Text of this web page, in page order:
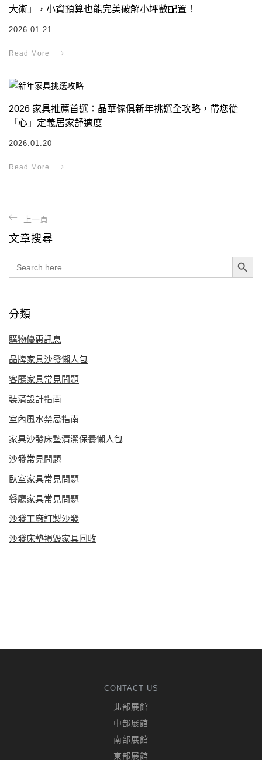
大術」，小資預算也能完美破解小坪數配置！
2026.01.21
2026 家具推薦首選：晶華傢俱新年挑選全攻略，帶您從
「心」定義居家舒適度
2026.01.20
文章搜尋
Search
for:
Search Button
分類
購物優惠訊息
品牌家具沙發懶人包
客廳家具常見問題
裝潢設計指南
室內風水禁忌指南
家具沙發床墊清潔保養懶人包
沙發常見問題
臥室家具常見問題
餐廳家具常見問題
沙發工廠訂製沙發
沙發床墊損毀家具回收
CONTACT US
北部展館
中部展館
南部展館
東部展館